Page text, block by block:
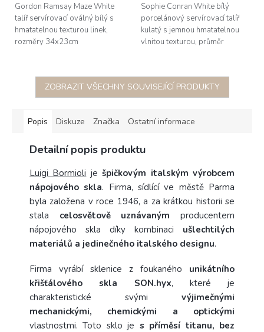
Gordon Ramsay Maze White
talíř servírovací oválný bílý s
hmatatelnou texturou linek,
rozměry 34x23cm
Sophie Conran White bílý
porcelánový servírovací talíř
kulatý s jemnou hmatatelnou
vlnitou texturou, průměr
ZOBRAZIT VŠECHNY SOUVISEJÍCÍ PRODUKTY
Popis Diskuze Značka Ostatní informace
Detailní popis produktu
Luigi Bormioli ješpičkovým italským výrobcem
nápojového skla. Firma, sídlící ve městě Parma
byla založena v roce 1946, a za krátkou historii se
stala celosvětově uznávaným producentem
nápojového skla díky kombinaci ušlechtilých
materiálů a jedinečného italského designu.
Firma vyrábí sklenice z foukaného unikátního
křišťálového skla SON.hyx, které je
charakteristické svými výjimečnými
mechanickými, chemickými a optickými
vlastnostmi. Toto sklo je s příměsí titanu, bez